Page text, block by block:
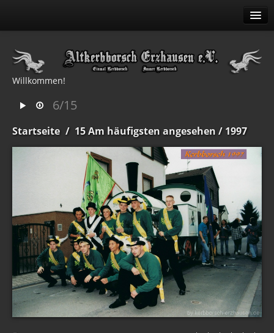
Erweitert
Menü
Verwandte Alben
Identifikation
Willkommen!
6/15
Startseite / 15 Am häufigsten angesehen / 1997